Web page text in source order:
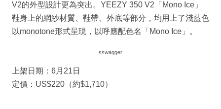
V2的外型設計更為突出。YEEZY 350 V2「Mono Ice」
鞋身上的網紗材質、鞋帶、外底等部分，均用上了淺藍色
以monotone形式呈現，以呼應配色名「Mono Ice」。
sswagger
上架日期：6月21日
定價：US$220（約$1,710）